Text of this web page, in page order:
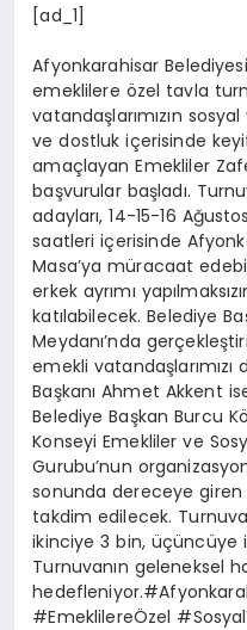
[ad_1]
Afyonkarahisar
emeklilere özel tavla
vatandaşlarımızın
ve dostluk içerisinde
amaçlayan Emekliler
başvurular başladı.
adayları, 14-15-16
saatleri içerisinde
Masa’ya müracaat
erkek ayrımı
katılabilecek. Belediye
Meydanı’nda
emekli
Başkanı Ahmet Akkent
Belediye Başkan Burcu
Konseyi Emekliler ve
Gurubu’nun
sonunda dereceye
takdim edilecek.
ikinciye 3 bin, üçüncüye
Turnuvanın geleneksel
#EmeklilereÖzel